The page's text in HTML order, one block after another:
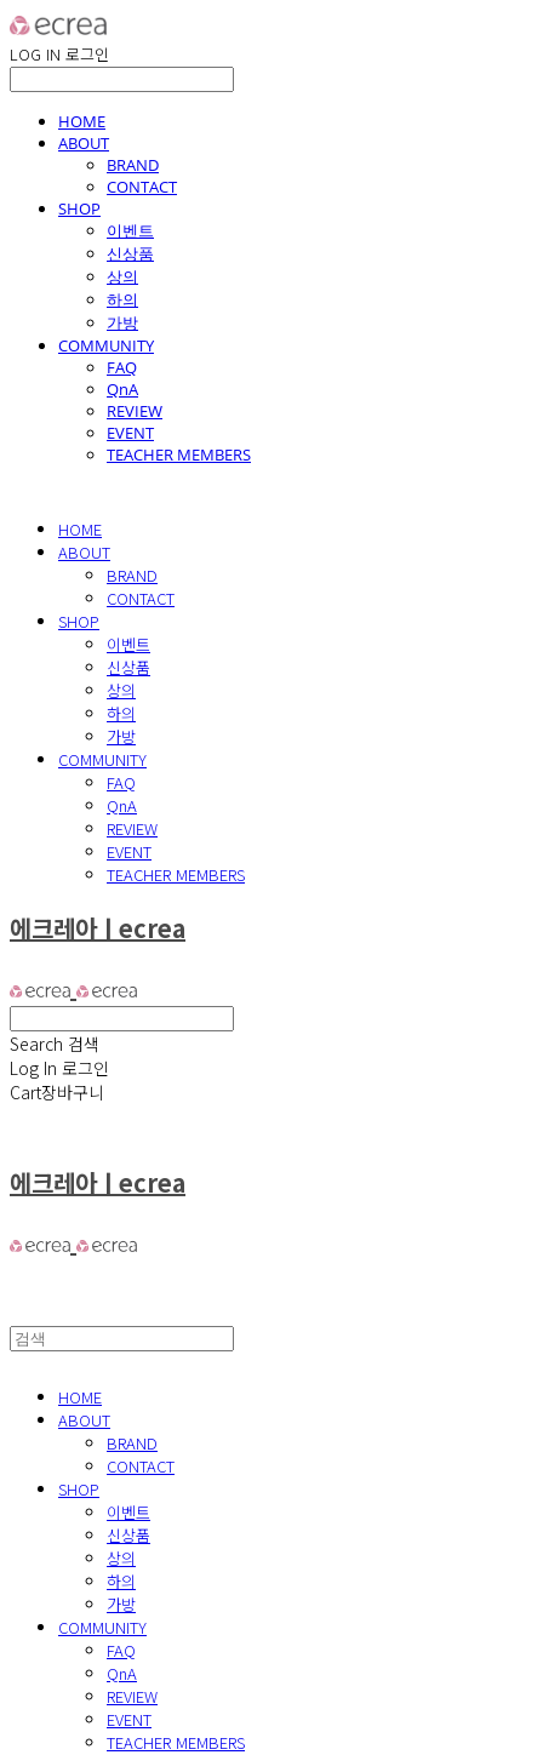
LOG IN 로그인
HOME
ABOUT
BRAND
CONTACT
SHOP
이벤트
신상품
상의
하의
가방
COMMUNITY
FAQ
QnA
REVIEW
EVENT
TEACHER MEMBERS
HOME
ABOUT
BRAND
CONTACT
SHOP
이벤트
신상품
상의
하의
가방
COMMUNITY
FAQ
QnA
REVIEW
EVENT
TEACHER MEMBERS
에크레아ㅣecrea
Search 검색
Log In 로그인
Cart장바구니
에크레아ㅣecrea
HOME
ABOUT
BRAND
CONTACT
SHOP
이벤트
신상품
상의
하의
가방
COMMUNITY
FAQ
QnA
REVIEW
EVENT
TEACHER MEMBERS